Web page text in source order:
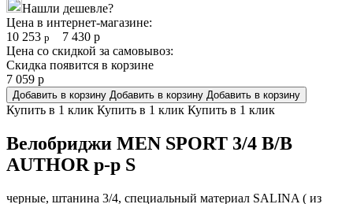
Нашли дешевле?
Цена в интернет-магазине:
10 253 р 7 430 р
Цена со скидкой за самовывоз:
Скидка появится в корзине
7 059 р
Добавить в корзину Добавить в корзину Добавить в корзину
Купить в 1 клик Купить в 1 клик Купить в 1 клик
Велобриджи MEN SPORT 3/4 B/B
AUTHOR р-р S
черные, штанина 3/4, специальный материал SALINA ( из